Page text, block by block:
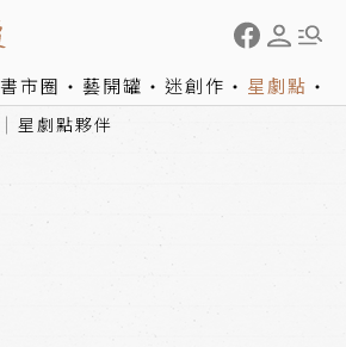
書市圈 藝開罐 迷創作 星劇點
星劇點夥伴